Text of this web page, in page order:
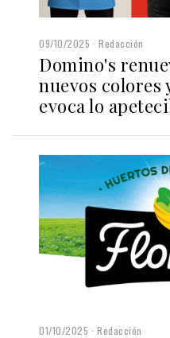
09/10/2025 Redacción
Domino's
nuevos colores
evoca lo
01/10/2025 Redacción